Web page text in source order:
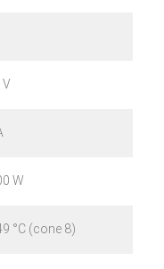
V
W
°C (cone 8)